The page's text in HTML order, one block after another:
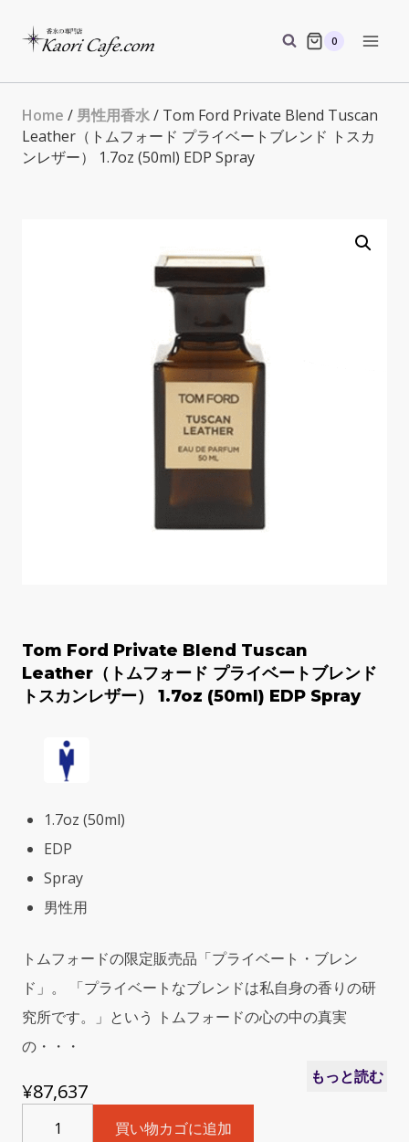
0
Home / 男性用香水/ Tom Ford Private Blend Tuscan
Leather（トムフォード プライベートブレンド トスカ
ンレザー） 1.7oz (50ml) EDP Spray
Tom Ford Private Blend Tuscan
Leather（トムフォード プライベートブレンド
トスカンレザー） 1.7oz (50ml) EDP Spray
1.7oz (50ml)
EDP
Spray
男性用
トムフォードの限定販売品「プライベート・ブレン
ド」。 「プライベートなブレンドは私自身の香りの研
究所です。」という トムフォードの心の中の真実
の・・・
もっと読む
¥87,637
買い物カゴに追加